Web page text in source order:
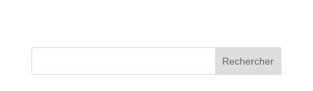
Rechercher